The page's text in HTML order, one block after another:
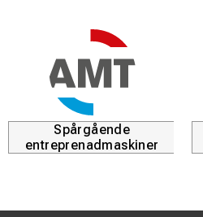
Spårgående
entreprenadmaskiner